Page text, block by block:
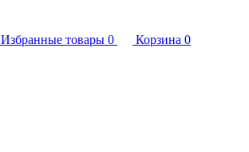
Избранные товары 0 Корзина 0